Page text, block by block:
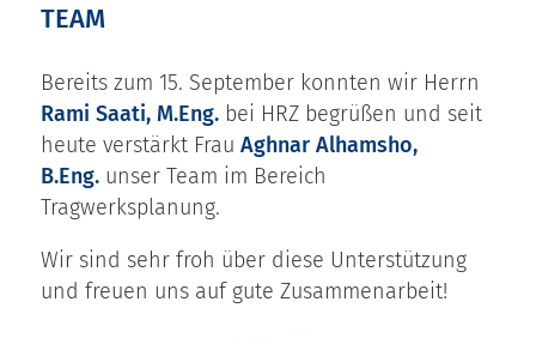
TEAM
Bereits zum 15. September konnten wir Herrn
Rami Saati, M.Eng. bei HRZ begrüßen und seit
heute verstärkt FrauAghnar Alhamsho,
B.Eng. unser Team im Bereich
Tragwerksplanung.
Wir sind sehr froh über diese Unterstützung
und freuen uns auf gute Zusammenarbeit!